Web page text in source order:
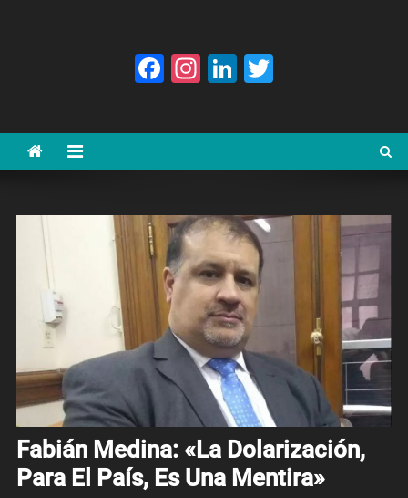
Facebook
Instagram
LinkedIn
Fabián Medina: «La Dolarización,
Para El País, Es Una Mentira»